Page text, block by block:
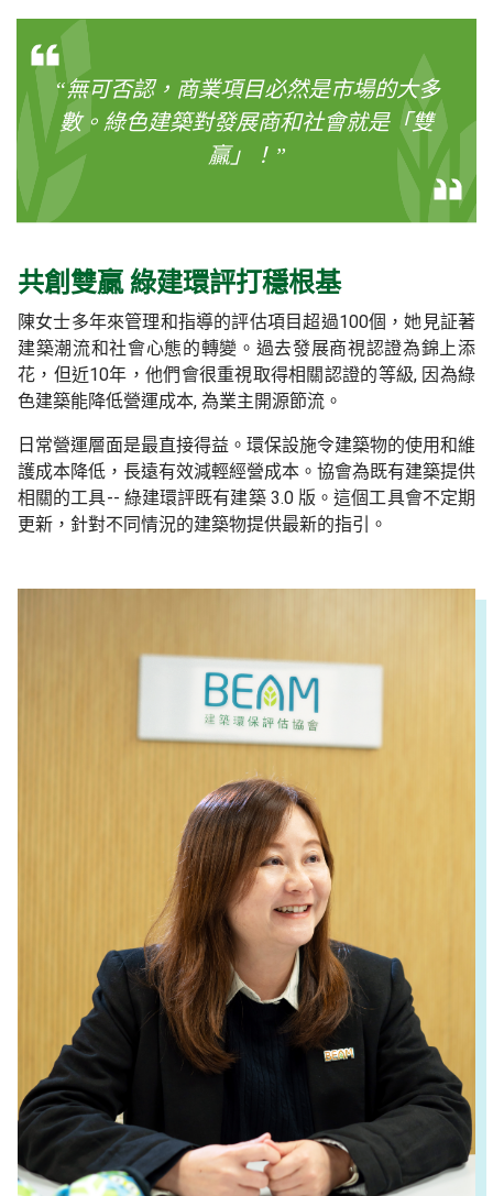
“無可否認，商業項目必然是市場的大多
數。綠色建築對發展商和社會就是「雙
贏」！”
共創雙贏綠建環評打穩根基
陳女士多年來管理和指導的評估項目超過100個，她見証著
建築潮流和社會心態的轉變。過去發展商視認證為錦上添
花，但近10年，他們會很重視取得相關認證的等級, 因為綠
色建築能降低營運成本, 為業主開源節流。
日常營運層面是最直接得益。環保設施令建築物的使用和維
護成本降低 ， 長遠有效減輕經營成本。協會為既有建築提供
相關的工具-- 綠建環評既有建築3.0 版。這個工具會不定期
更新，針對不同情況的建築物提供最新的指引。